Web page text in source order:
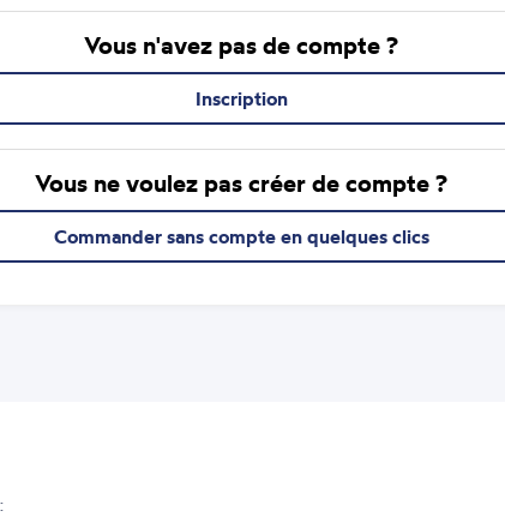
Vous n'avez pas de compte ?
Inscription
Vous ne voulez pas créer de compte ?
Commander sans compte en quelques clics